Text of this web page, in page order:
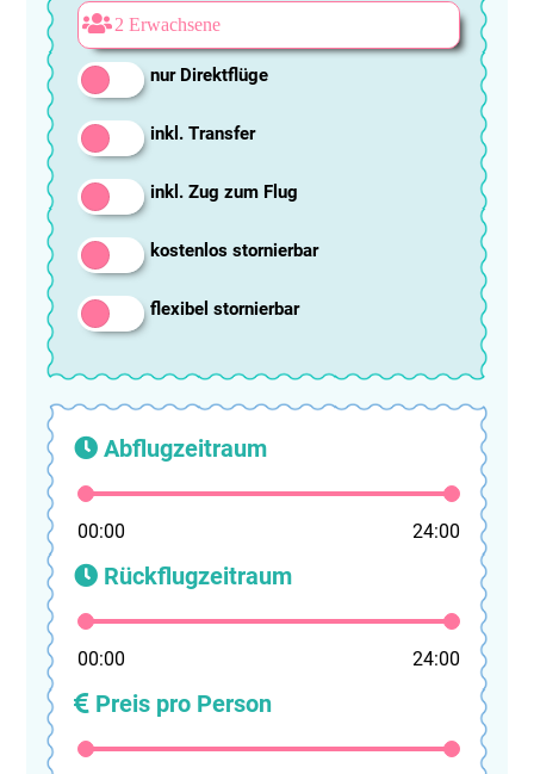
nur Direktflüge
inkl. Transfer
inkl. Zug zum Flug
kostenlos stornierbar
flexibel stornierbar
Abflugzeitraum
00:00 24:00
Rückflugzeitraum
00:00 24:00
Preis pro Person